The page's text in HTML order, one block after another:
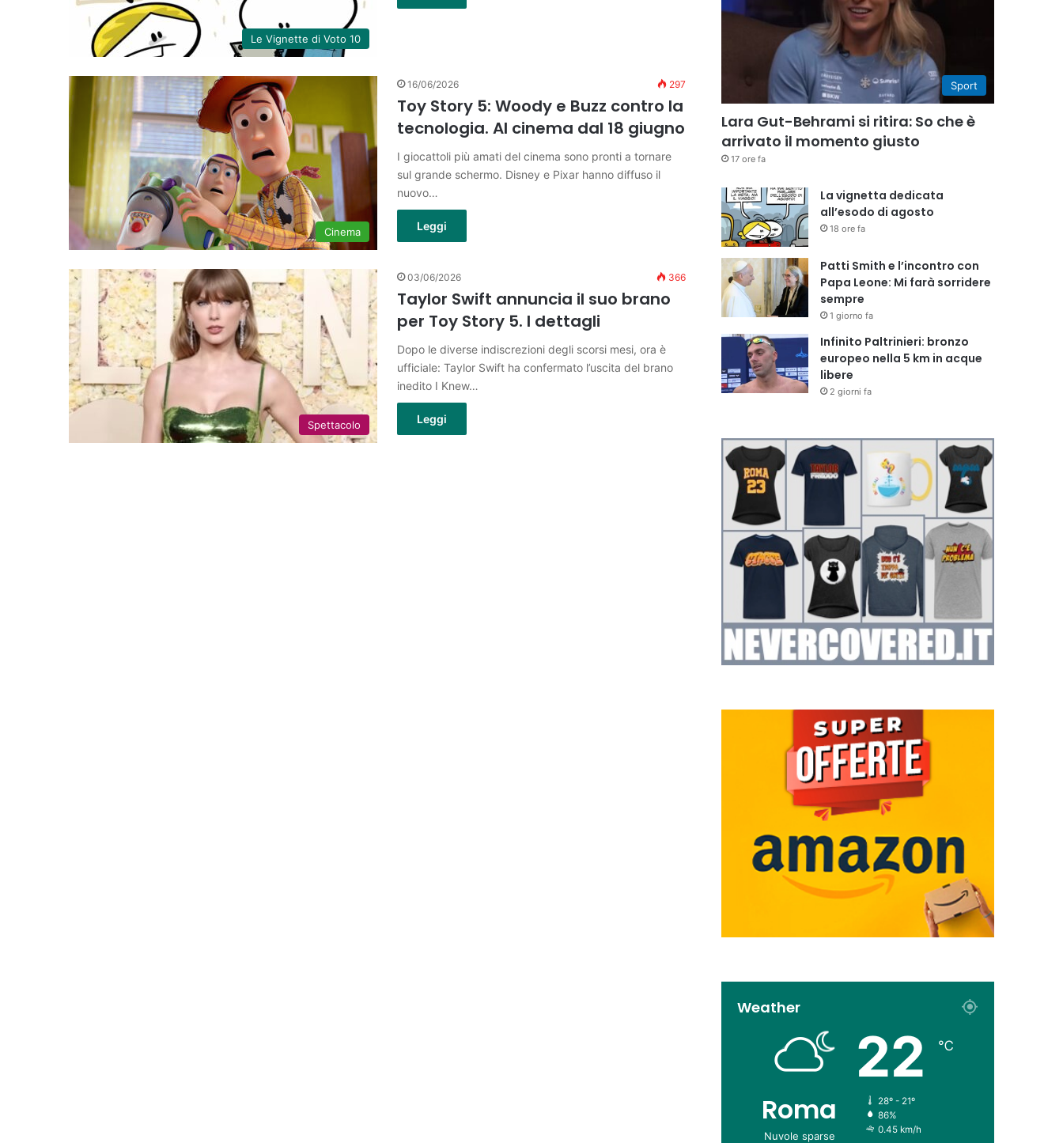
Le Vignette di Voto 10
Cinema
16/06/2026 297
Toy Story 5: Woody e Buzz contro la
tecnologia. Al cinema dal 18 giugno
I giocattoli più amati del cinema sono pronti a tornare
sul grande schermo. Disney e Pixar hanno diffuso il
nuovo…
Leggi
Spettacolo
03/06/2026 366
Taylor Swift annuncia il suo brano
per Toy Story 5. I dettagli
Dopo le diverse indiscrezioni degli scorsi mesi, ora è
ufficiale: Taylor Swift ha confermato l’uscita del brano
inedito I Knew…
Leggi
Sport
Lara Gut-Behrami si ritira: So che è
arrivato il momento giusto
17 ore fa
La vignetta dedicata
all’esodo di agosto
18 ore fa
Patti Smith e l’incontro con
Papa Leone: Mi farà sorridere
sempre
1 giorno fa
Infinito Paltrinieri: bronzo
europeo nella 5 km in acque
libere
2 giorni fa
Weather
Roma
Nuvole sparse
22 ℃
28º - 21º
86%
0.45 km/h